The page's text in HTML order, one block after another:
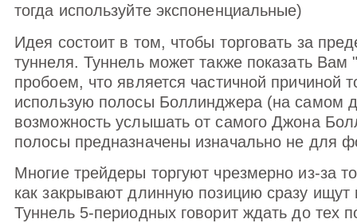
тогда используйте экспоненциальные)
Идея состоит в том, чтобы торговать за
туннеля. Туннель может также показать Вам
пробоем, что является частичной причиной
использую полосы Боллинджера (на самом
возможность услышать от самого Джона
полосы предназначены изначально не для
Многие трейдеры торгуют чрезмерно из-за
как закрывают длинную позицию сразу ищут
Туннель 5-периодных говорит ждать до тех